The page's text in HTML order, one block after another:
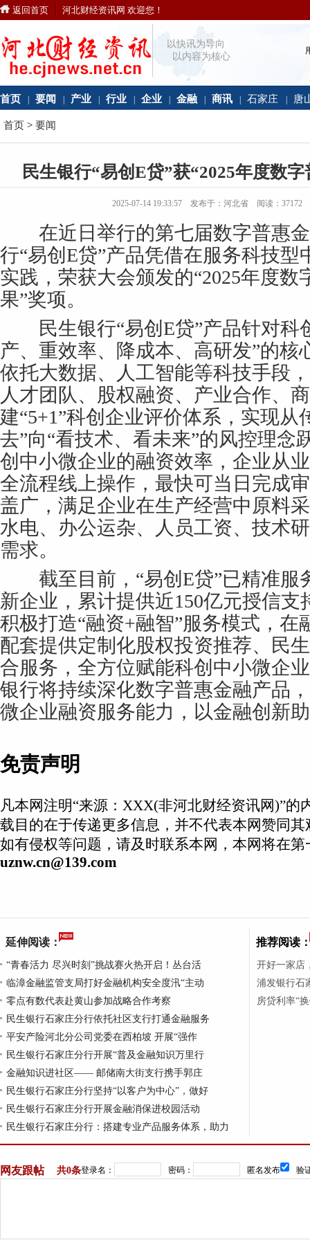
返回首页 河北财经资讯网 欢迎您！
以快讯为导向
以内容为核心
首页 要闻 产业 行业 企业 金融 商讯 石家庄 唐
首页 > 要闻
民生银行“易创E贷”获“2025年度数
2025-07-14 19:33:57 发布于：河北省 阅读：37172
在近日举行的第七届数字普惠金
行“易创E贷”产品凭借在服务科技型
实践，荣获大会颁发的“2025年度数
果”奖项。
民生银行“易创E贷”产品针对科
产、重效率、降成本、高研发”的核
依托大数据、人工智能等科技手段
人才团队、股权融资、产业合作、
建“5+1”科创企业评价体系，实现从
去”向“看技术、看未来”的风控理念
创中小微企业的融资效率，企业从
全流程线上操作，最快可当日完成
盖广，满足企业在生产经营中原料
水电、办公运杂、人员工资、技术
需求。
截至目前，“易创E贷”已精准服
新企业，累计提供近150亿元授信支
积极打造“融资+融智”服务模式，在
配套提供定制化股权投资推荐、民
合服务，全方位赋能科创中小微企
银行将持续深化数字普惠金融产品
微企业融资服务能力，以金融创新
免责声明
凡本网注明“来源：XXX(非河北财经资讯网)”的
载目的在于传递更多信息，并不代表本网赞同
如有侵权等问题，请及时联系本网，本网将在第
uznw.cn@139.com
延伸阅读：
“青春活力 尽兴时刻”挑战赛火热开启！丛台活
临漳金融监管支局打好金融机构安全度汛“主动
零点有数代表赴黄山参加战略合作考察
民生银行石家庄分行依托社区支行打通金融服务
平安产险河北分公司党委在西柏坡 开展“强作
民生银行石家庄分行开展“普及金融知识万里行
金融知识进社区—— 邮储南大街支行携手郭庄
民生银行石家庄分行坚持“以客户为中心”，做好
民生银行石家庄分行开展金融消保进校园活动
民生银行石家庄分行：搭建专业产品服务体系，助力
推荐阅读
开好一家店
浦发银行石
房贷利率“
网友跟帖 共0条登录名： 密码： 匿名发布 验